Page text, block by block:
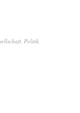
, Politik,